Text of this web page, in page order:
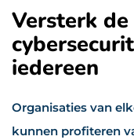
Versterk
iedereen
Organisaties van
kunnen profiteren